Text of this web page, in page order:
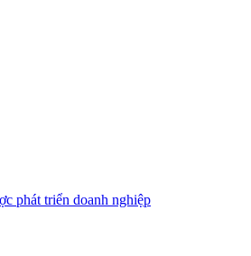
phát triển doanh nghiệp